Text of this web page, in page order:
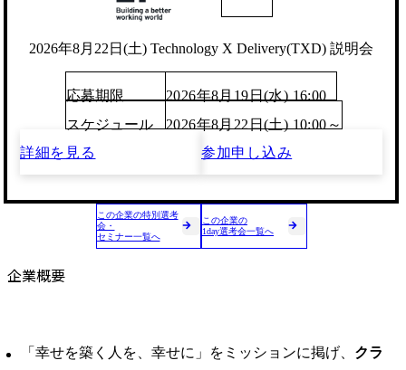
2026年8月22日(土) Technology X Delivery(TXD) 説明会
応募期限
2026年8月19日(水) 16:00
スケジュール
2026年8月22日(土) 10:00～
詳細を見る
参加申し込み
この企業の特別選考
会・
セミナー一覧へ
この企業の
1day選考会一覧へ
企業概要
「幸せを築く人を、幸せに」をミッションに掲げ、 クラ